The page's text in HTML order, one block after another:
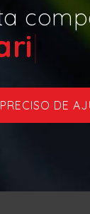
PRECISO DE